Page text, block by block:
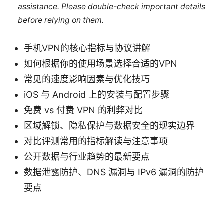
assistance. Please double-check important details
before relying on them.
手机VPN的核心指标与协议讲解
如何根据你的使用场景选择合适的VPN
常见的速度影响因素与优化技巧
iOS 与 Android 上的安装与配置步骤
免费 vs 付费 VPN 的利弊对比
区域解锁、隐私保护与数据安全的现实边界
对比评测常用的指标解读与注意事项
公开数据与行业趋势的最新要点
数据泄露防护、DNS 漏洞与 IPv6 漏洞的防护
要点